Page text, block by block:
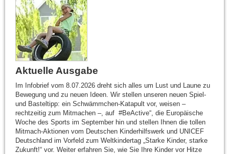
Aktuelle Ausgabe
Im Infobrief vom 8.07.2026 dreht sich alles um Lust und Laune zu
Bewegung und zu neuen Ideen. Wir stellen unseren neuen Spiel-
und Basteltipp: ein Schwämmchen-Katapult vor, weisen –
rechtzeitig zum Mitmachen –, auf #BeActive“, die Europäische
Woche des Sports im September hin und stellen Ihnen die tollen
Mitmach-Aktionen vom Deutschen Kinderhilfswerk und UNICEF
Deutschland im Vorfeld zum Weltkindertag „Starke Kinder, starke
Zukunft!“ vor. Weiter erfahren Sie, wie Sie Ihre Kinder vor Hitze